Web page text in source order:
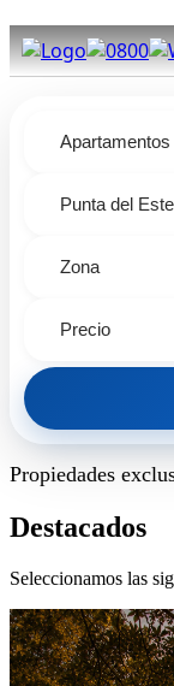
¡Pasión
Apartamentos
Punta del Este
Zona
Precio
Propiedades
Destacados
Seleccionamos las